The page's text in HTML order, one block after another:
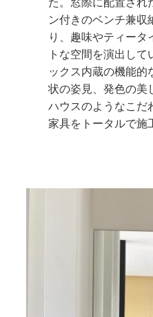
ン付きのベンチ兼収
り、趣味やティータ
トな空間を演出し
ックス内蔵の機能的
状の姿見、発色の美
ハウスのようなこだ
家具をトータルで施